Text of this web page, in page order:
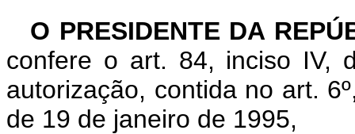
O PRESIDENTE DA
confere o art. 84, inciso IV,
autorização, contida no art.
de 19 de janeiro de 1995,